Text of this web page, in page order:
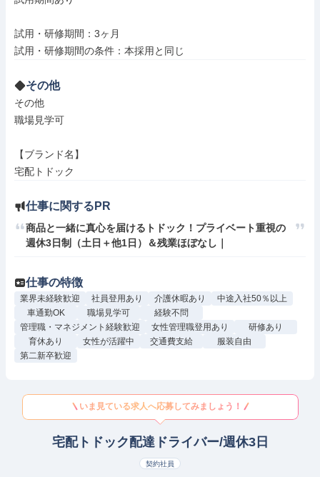
試用・研修期間：3ヶ月
その他
その他
職場見学可
【ブランド名】
宅配トドック
仕事に関するPR
商品と一緒に真心を届けるトドック！プライベート重視の
週休3日制（土日＋他1日）＆残業ほぼなし｜
仕事の特徴
業界未経験歓迎 社員登用あり 介護休暇あり
中途入社50％以上
車通勤OK
職場見学可
経験不問
管理職・マネジメント経験歓迎
女性管理職登用あり
研修あり
育休あり
女性が活躍中 交通費支給
服装自由
第二新卒歓迎
いま見ている求人へ応募してみましょう！
宅配トドック配達ドライバー/週休3日
契約社員